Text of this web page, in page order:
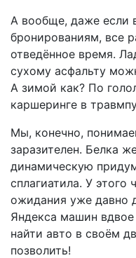
А вообще, даже если
бронированиям, все
отведённое время.
сухому асфальту
А зимой как? По
каршеринге в
Мы, конечно,
заразителен. Белка
динамическую
сплагиатила. У
ожидания уже давно
Яндекса машин
найти авто в своём
позволить!